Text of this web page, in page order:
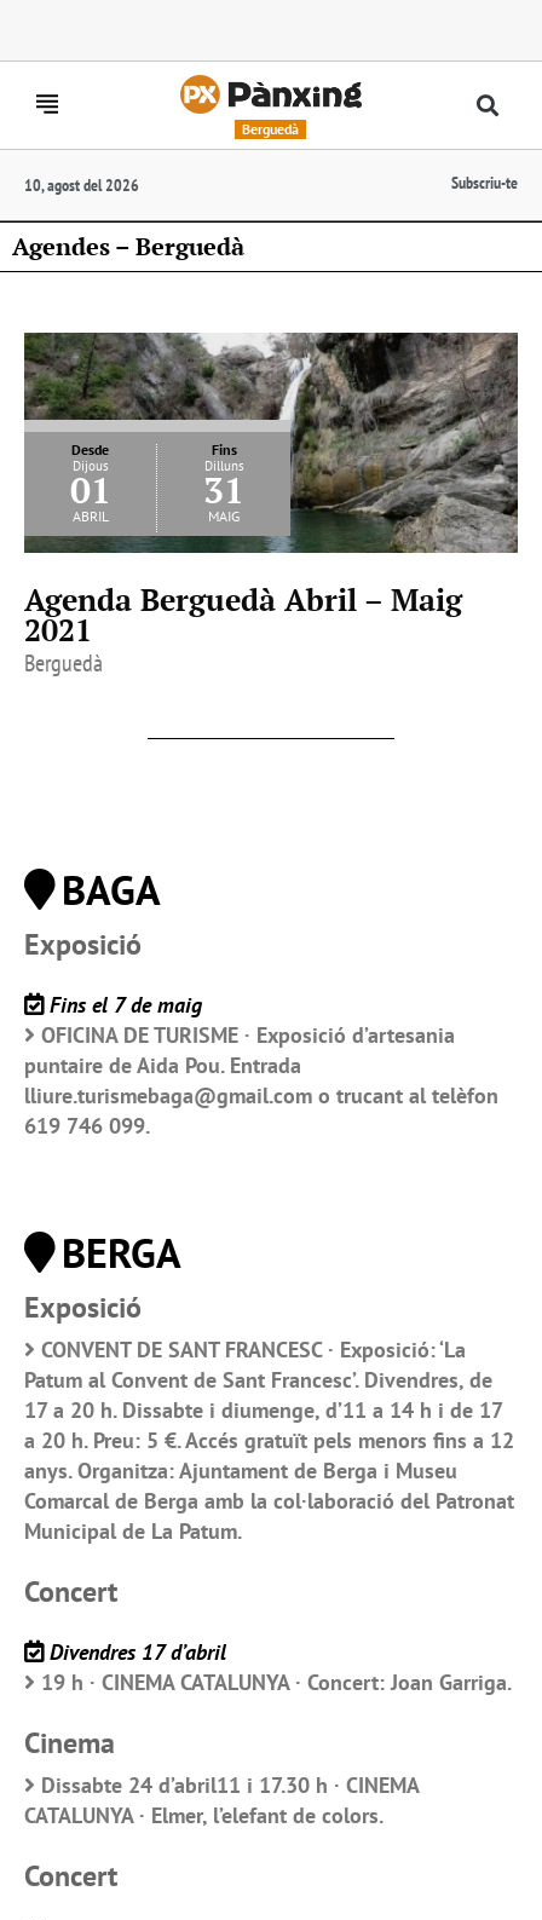
Berguedà
10, agost del 2026 Subscriu-te
Agendes – Berguedà
Desde
Dijous
01
abril
Fins
Dilluns
31
maig
Agenda Berguedà Abril – Maig
2021
Berguedà
BAGA
Exposició
Fins el 7 de maig
OFICINA DE TURISME · Exposició d’artesania
puntaire de Aida Pou. Entrada
lliure.turismebaga@gmail.com o trucant al telèfon
619 746 099.
BERGA
Exposició
CONVENT DE SANT FRANCESC · Exposició: ‘La
Patum al Convent de Sant Francesc’. Divendres, de
17 a 20 h. Dissabte i diumenge, d’11 a 14 h i de 17
a 20 h. Preu: 5 €. Accés gratuït pels menors fins a 12
anys. Organitza: Ajuntament de Berga i Museu
Comarcal de Berga amb la col·laboració del Patronat
Municipal de La Patum.
Concert
Divendres 17 d’abril
19 h · CINEMA CATALUNYA · Concert: Joan Garriga.
Cinema
Dissabte 24 d’abril11 i 17.30 h · CINEMA
CATALUNYA · Elmer, l’elefant de colors.
Concert